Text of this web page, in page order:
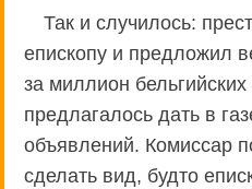
Так и случилось:
епископу и предложил
за миллион
предлагалось дать в
объявлений. Комиссар
сделать вид, будто